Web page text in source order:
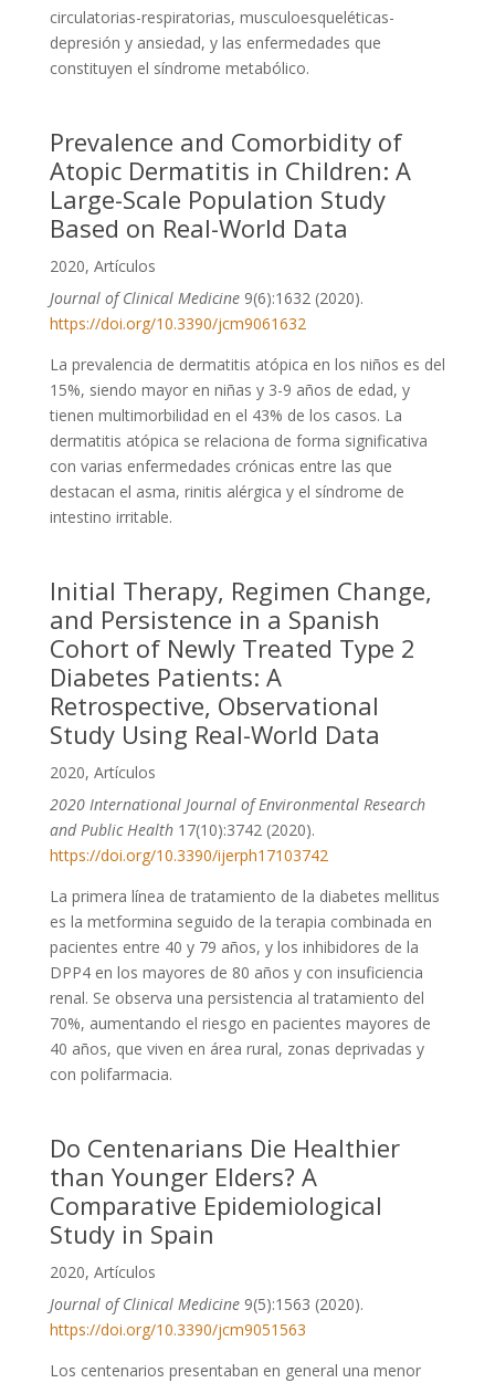
circulatorias-respiratorias, musculoesqueléticas-
depresión y ansiedad, y las enfermedades que
constituyen el síndrome metabólico.
Prevalence and Comorbidity of
Atopic Dermatitis in Children: A
Large-Scale Population Study
Based on Real-World Data
2020, Artículos
Journal of Clinical Medicine9(6):1632 (2020).
https://doi.org/10.3390/jcm9061632
La prevalencia de dermatitis atópica en los niños es del
15%, siendo mayor en niñas y 3-9 años de edad, y
tienen multimorbilidad en el 43% de los casos. La
dermatitis atópica se relaciona de forma significativa
con varias enfermedades crónicas entre las que
destacan el asma, rinitis alérgica y el síndrome de
intestino irritable.
Initial Therapy, Regimen Change,
and Persistence in a Spanish
Cohort of Newly Treated Type 2
Diabetes Patients: A
Retrospective, Observational
Study Using Real-World Data
2020, Artículos
2020 International Journal of Environmental Research
and Public Health17(10):3742 (2020).
https://doi.org/10.3390/ijerph17103742
La primera línea de tratamiento de la diabetes mellitus
es la metformina seguido de la terapia combinada en
pacientes entre 40 y 79 años, y los inhibidores de la
DPP4 en los mayores de 80 años y con insuficiencia
renal. Se observa una persistencia al tratamiento del
70%, aumentando el riesgo en pacientes mayores de
40 años, que viven en área rural, zonas deprivadas y
con polifarmacia.
Do Centenarians Die Healthier
than Younger Elders? A
Comparative Epidemiological
Study in Spain
2020, Artículos
Journal of Clinical Medicine9(5):1563 (2020).
https://doi.org/10.3390/jcm9051563
Los centenarios presentaban en general una menor